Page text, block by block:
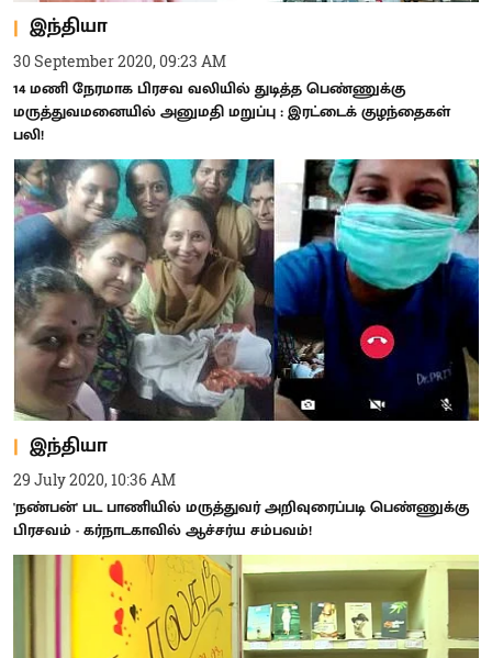
இந்தியா
30 September 2020, 09:23 AM
14 மணி நேரமாக பிரசவ வலியில் துடித்த பெண்ணுக்கு
மருத்துவமனையில் அனுமதி மறுப்பு : இரட்டைக் குழந்தைகள்
பலி!
இந்தியா
29 July 2020, 10:36 AM
'நண்பன்' பட பாணியில் மருத்துவர் அறிவுரைப்படி பெண்ணுக்கு
பிரசவம் - கர்நாடகாவில் ஆச்சர்ய சம்பவம்!